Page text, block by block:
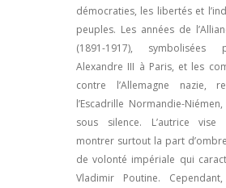
démocraties, les libertés et
peuples. Les années de
(1891-1917),
Alexandre III à Paris, et les
contre l’Allemagne nazie,
l’Escadrille Normandie-
sous silence. L’autrice vise
montrer surtout la part
de volonté impériale qui
Vladimir Poutine.